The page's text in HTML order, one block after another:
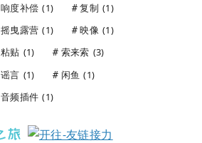
响度补偿 (1) 复制 (1)
摇曳露营 (1) 映像 (1)
粘贴 (1) 索来索 (3)
谣言 (1) 闲鱼 (1)
音频插件 (1)